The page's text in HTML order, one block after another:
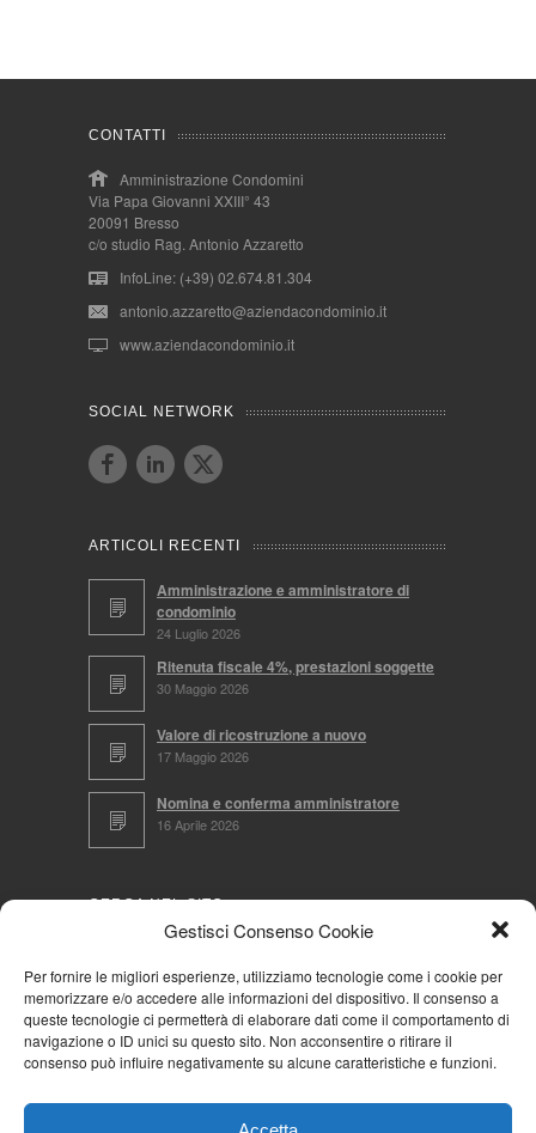
Gestisci Consenso Cookie
Per fornire le migliori esperienze, utilizziamo tecnologie come i cookie per
memorizzare e/o accedere alle informazioni del dispositivo. Il consenso a
queste tecnologie ci permetterà di elaborare dati come il comportamento di
navigazione o ID unici su questo sito. Non acconsentire o ritirare il
consenso può influire negativamente su alcune caratteristiche e funzioni.
CONTATTI
Amministrazione Condomini
Via Papa Giovanni XXIII° 43
20091 Bresso
c/o studio Rag. Antonio Azzaretto
InfoLine: (+39) 02.674.81.304
antonio.azzaretto@aziendacondominio.it
www.aziendacondominio.it
SOCIAL NETWORK
ARTICOLI RECENTI
Amministrazione e amministratore di
condominio
24 Luglio 2026
Ritenuta fiscale 4%, prestazioni soggette
30 Maggio 2026
Valore di ricostruzione a nuovo
17 Maggio 2026
Nomina e conferma amministratore
16 Aprile 2026
CERCA NEL SITO
NAVIGA PER
Mappa completa
Cookie Policy (UE)